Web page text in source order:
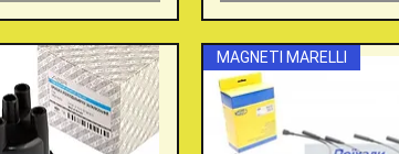
MAGNETI MARELLI